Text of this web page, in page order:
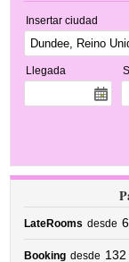
Insertar ciudad
Llegada
LateRooms desde
Booking desde 132